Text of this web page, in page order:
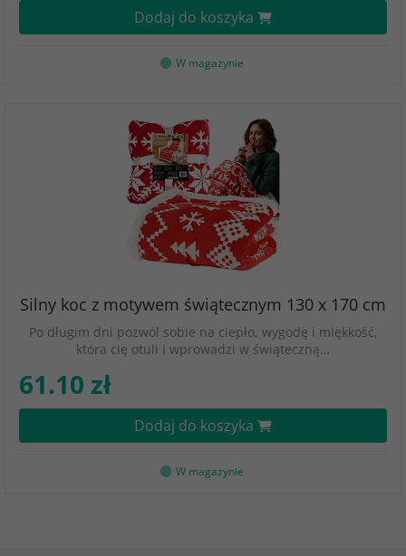
Dodaj do koszyka
W magazynie
Silny koc z motywem świątecznym 130 x 170 cm
Po długim dni pozwól sobie na ciepło, wygodę i miękkość,
która cię otuli i wprowadzi w świąteczną…
61.10 zł
Dodaj do koszyka
W magazynie